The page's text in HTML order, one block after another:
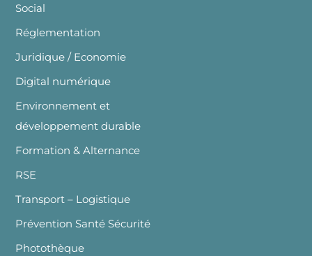
Social
Réglementation
Juridique / Economie
Digital numérique
Environnement et
développement durable
Formation & Alternance
RSE
Transport – Logistique
Prévention Santé Sécurité
Photothèque